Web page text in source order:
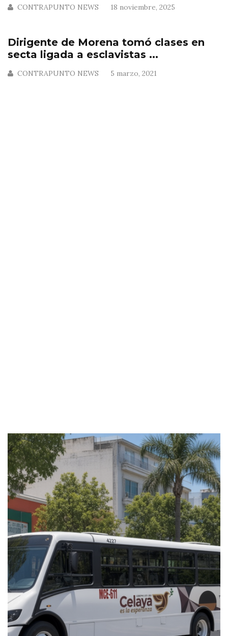
CONTRAPUNTO NEWS 18 noviembre, 2025
Dirigente de Morena tomó clases en
secta ligada a esclavistas ...
CONTRAPUNTO NEWS 5 marzo, 2021